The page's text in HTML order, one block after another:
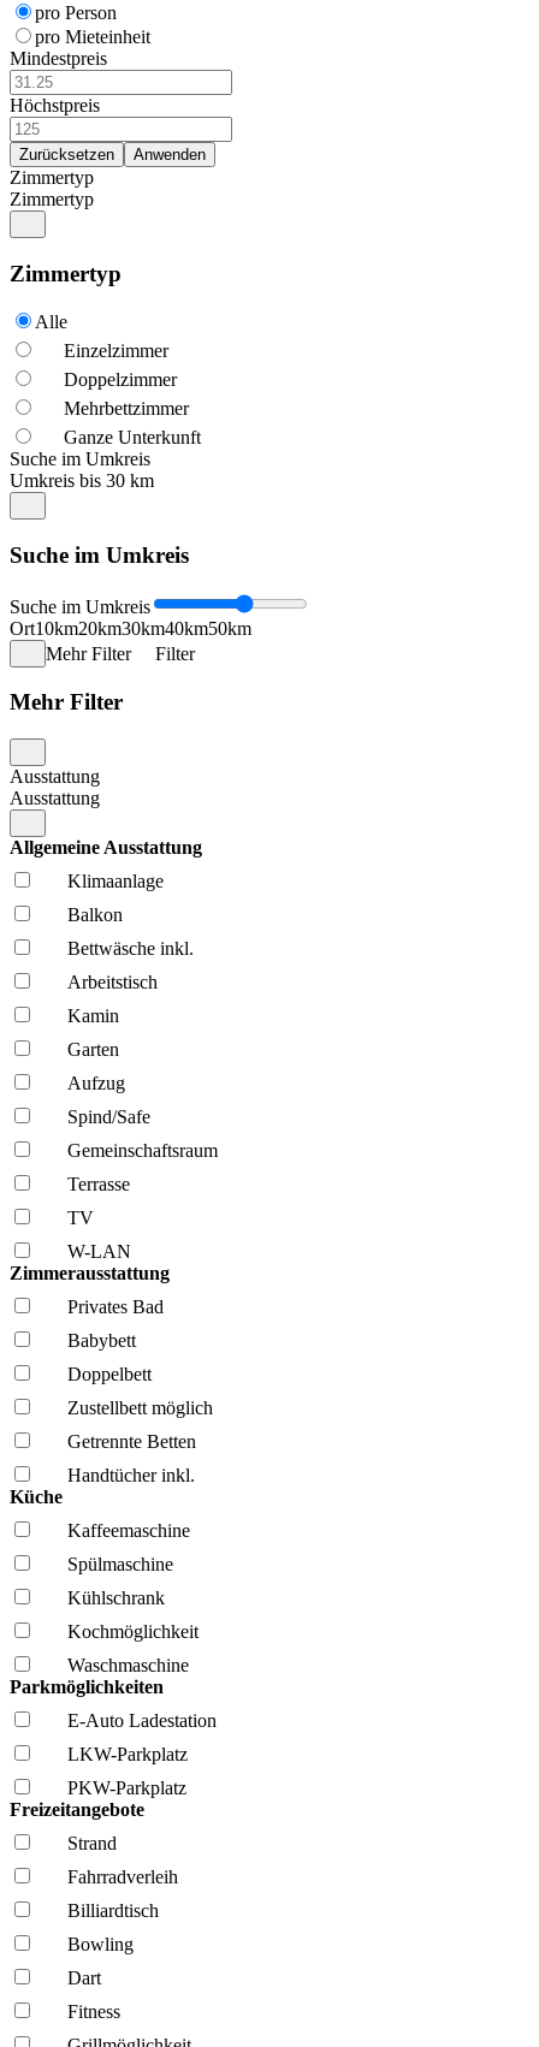
pro Person
pro Mieteinheit
Mindestpreis
Höchstpreis
Zimmertyp
Zimmertyp
Zimmertyp
Alle
Einzelzimmer
Doppelzimmer
Mehrbettzimmer
Ganze Unterkunft
Suche im Umkreis
Umkreis bis 30 km
Suche im Umkreis
Suche im Umkreis
Ort10km20km30km40km50km
Mehr Filter
Filter
Mehr Filter
Ausstattung
Ausstattung
Allgemeine Ausstattung
Klima­anlage
Balkon
Bettwäsche inkl.
Arbeitstisch
Kamin
Garten
Aufzug
Spind/Safe
Gemeinschafts­raum
Terrasse
TV
W-LAN
Zimmerausstattung
Privates Bad
Babybett
Doppelbett
Zustellbett möglich
Getrennte Betten
Handtücher inkl.
Küche
Kaffee­maschine
Spül­maschine
Kühl­schrank
Kochmöglich­keit
Wasch­maschine
Parkmöglichkeiten
E-Auto Ladestation
LKW-Parkplatz
PKW-Parkplatz
Freizeitangebote
Strand
Fahrrad­verleih
Billiardtisch
Bowling
Dart
Fitness